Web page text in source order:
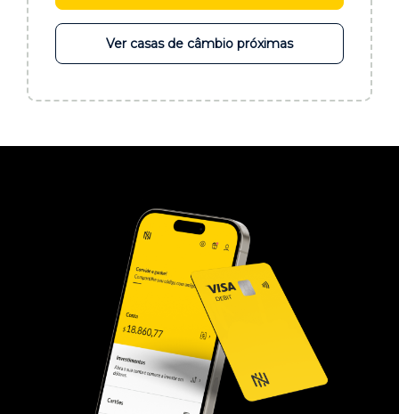
Ver casas de câmbio próximas